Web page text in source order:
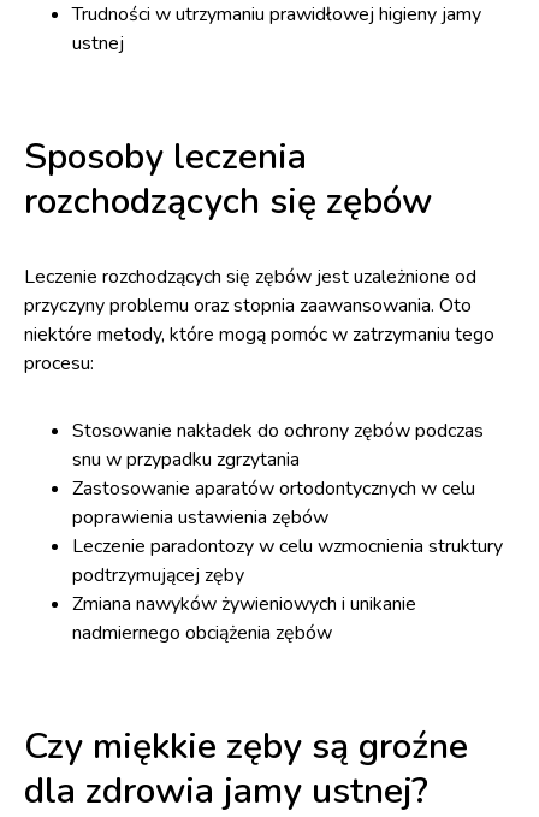
Trudności w utrzymaniu prawidłowej higieny jamy
ustnej
Sposoby leczenia
rozchodzących się zębów
Leczenie rozchodzących się zębów jest uzależnione od
przyczyny problemu oraz stopnia zaawansowania. Oto
niektóre metody, które mogą pomóc w zatrzymaniu tego
procesu:
Stosowanie nakładek do ochrony zębów podczas
snu w przypadku zgrzytania
Zastosowanie aparatów ortodontycznych w celu
poprawienia ustawienia zębów
Leczenie paradontozy w celu wzmocnienia struktury
podtrzymującej zęby
Zmiana nawyków żywieniowych i unikanie
nadmiernego obciążenia zębów
Czy miękkie zęby są groźne
dla zdrowia jamy ustnej?